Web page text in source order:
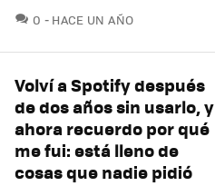
0 COMENTARIOS
HACE UN AÑO
Volví a Spotify después
de dos años sin usarlo, y
ahora recuerdo por qué
me fui: está lleno de
cosas que nadie pidió